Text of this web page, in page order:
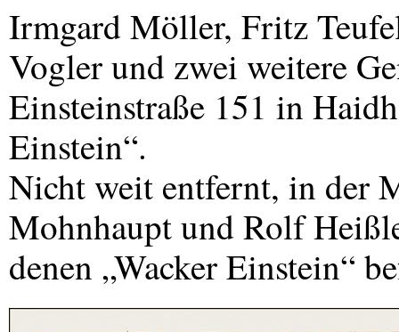
Irmgard Möller, Fritz
Vogler und zwei weitere
Einsteinstraße 151 in
Einstein“.
Nicht weit entfernt, in der
Mohnhaupt und Rolf
denen „Wacker Einstein“